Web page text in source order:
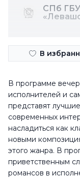
СПб
В
В программе
исполнителей и
представят
современных
насладиться как
новыми
этого жанра. В
приветственным
романсов в